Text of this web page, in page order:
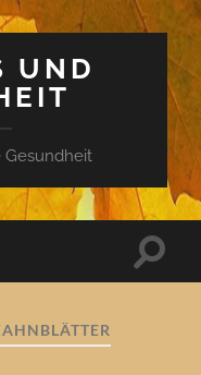
UND
Gesundheit